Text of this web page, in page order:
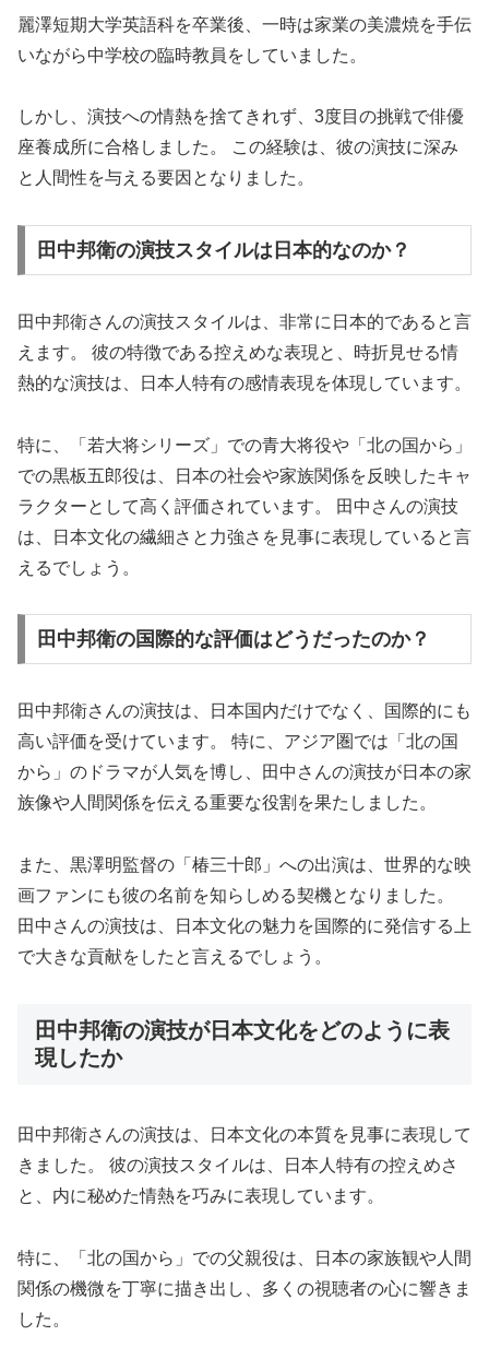
麗澤短期大学英語科を卒業後、一時は家業の美濃焼を手伝
いながら中学校の臨時教員をしていました。
しかし、演技への情熱を捨てきれず、3度目の挑戦で俳優
座養成所に合格しました。 この経験は、彼の演技に深み
と人間性を与える要因となりました。
田中邦衛の演技スタイルは日本的なのか？
田中邦衛さんの演技スタイルは、非常に日本的であると言
えます。 彼の特徴である控えめな表現と、時折見せる情
熱的な演技は、日本人特有の感情表現を体現しています。
特に、「若大将シリーズ」での青大将役や「北の国から」
での黒板五郎役は、日本の社会や家族関係を反映したキャ
ラクターとして高く評価されています。 田中さんの演技
は、日本文化の繊細さと力強さを見事に表現していると言
えるでしょう。
田中邦衛の国際的な評価はどうだったのか？
田中邦衛さんの演技は、日本国内だけでなく、国際的にも
高い評価を受けています。 特に、アジア圏では「北の国
から」のドラマが人気を博し、田中さんの演技が日本の家
族像や人間関係を伝える重要な役割を果たしました。
また、黒澤明監督の「椿三十郎」への出演は、世界的な映
画ファンにも彼の名前を知らしめる契機となりました。
田中さんの演技は、日本文化の魅力を国際的に発信する上
で大きな貢献をしたと言えるでしょう。
田中邦衛の演技が日本文化をどのように表
現したか
田中邦衛さんの演技は、日本文化の本質を見事に表現して
きました。 彼の演技スタイルは、日本人特有の控えめさ
と、内に秘めた情熱を巧みに表現しています。
特に、「北の国から」での父親役は、日本の家族観や人間
関係の機微を丁寧に描き出し、多くの視聴者の心に響きま
した。